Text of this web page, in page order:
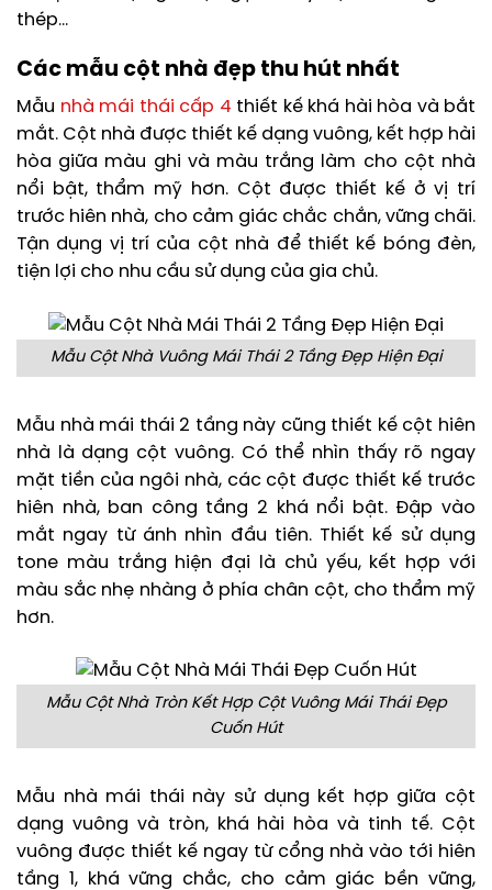
thép…
Các mẫu cột nhà đẹp thu hút nhất
Mẫu nhà mái thái cấp 4 thiết kế khá hài hòa và bắt
mắt. Cột nhà được thiết kế dạng vuông, kết hợp hài
hòa giữa màu ghi và màu trắng làm cho cột nhà
nổi bật, thẩm mỹ hơn. Cột được thiết kế ở vị trí
trước hiên nhà, cho cảm giác chắc chắn, vững chãi.
Tận dụng vị trí của cột nhà để thiết kế bóng đèn,
tiện lợi cho nhu cầu sử dụng của gia chủ.
Mẫu Cột Nhà Vuông Mái Thái 2 Tầng Đẹp Hiện Đại
Mẫu nhà mái thái 2 tầng này cũng thiết kế cột hiên
nhà là dạng cột vuông. Có thể nhìn thấy rõ ngay
mặt tiền của ngôi nhà, các cột được thiết kế trước
hiên nhà, ban công tầng 2 khá nổi bật. Đập vào
mắt ngay từ ánh nhìn đầu tiên. Thiết kế sử dụng
tone màu trắng hiện đại là chủ yếu, kết hợp với
màu sắc nhẹ nhàng ở phía chân cột, cho thẩm mỹ
hơn.
Mẫu Cột Nhà Tròn Kết Hợp Cột Vuông Mái Thái Đẹp
Cuốn Hút
Mẫu nhà mái thái này sử dụng kết hợp giữa cột
dạng vuông và tròn, khá hài hòa và tinh tế. Cột
vuông được thiết kế ngay từ cổng nhà vào tới hiên
tầng 1, khá vững chắc, cho cảm giác bền vững,